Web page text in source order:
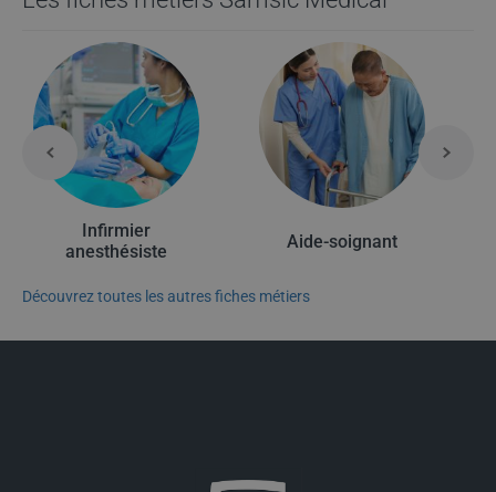
Infirmier
anesthésiste
Aide-soignant
Découvrez toutes les autres fiches métiers